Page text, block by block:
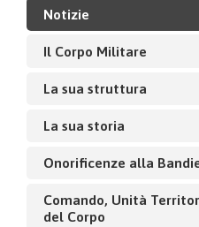
Notizie
Il Corpo Militare
La sua struttura
La sua storia
Onorificenze alla
Comando, Unità
del Corpo